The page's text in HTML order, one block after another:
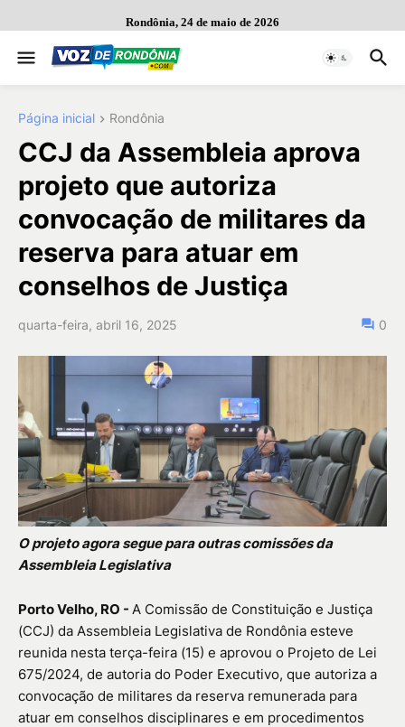
Rondônia, 24 de maio de 2026
Página inicial Rondônia
CCJ da Assembleia aprova
projeto que autoriza
convocação de militares da
reserva para atuar em
conselhos de Justiça
quarta-feira, abril 16, 2025 0
O projeto agora segue para outras comissões da
Assembleia Legislativa
Porto Velho, RO - A Comissão de Constituição e Justiça
(CCJ) da Assembleia Legislativa de Rondônia esteve
reunida nesta terça-feira (15) e aprovou o Projeto de Lei
675/2024, de autoria do Poder Executivo, que autoriza a
convocação de militares da reserva remunerada para
atuar em conselhos disciplinares e em procedimentos